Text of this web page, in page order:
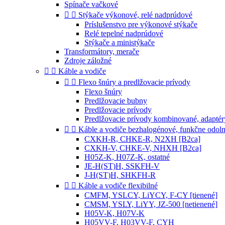
Spínače vačkové
  Stýkače výkonové, relé nadprúdové
Príslušenstvo pre výkonové stýkače
Relé tepelné nadprúdové
Stýkače a ministýkače
Transformátory, merače
Zdroje záložné
  Káble a vodiče
  Flexo šnúry a predlžovacie prívody
Flexo šnúry
Predlžovacie bubny
Predlžovacie prívody
Predlžovacie prívody kombinované,
  Káble a vodiče bezhalogénové, funkčne
CXKH-R, CHKE-R, N2XH [B2ca]
CXKH-V, CHKE-V, NHXH [B2ca]
H05Z-K, H07Z-K, ostatné
JE-H(ST)H, SSKFH-V
J-H(ST)H, SHKFH-R
  Káble a vodiče flexibilné
CMFM, YSLCY, LiYCY, F-CY [tienené]
CMSM, YSLY, LiYY, JZ-500 [netienené]
H05V-K, H07V-K
H05VV-F, H03VV-F, CYH